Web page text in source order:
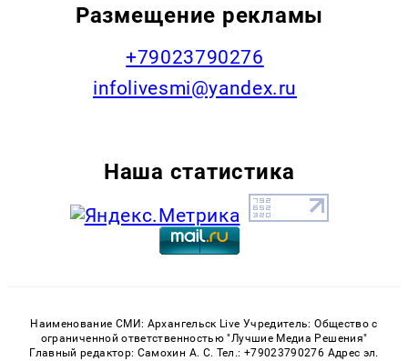
Размещение рекламы
+79023790276
infolivesmi@yandex.ru
Наша статистика
Наименование СМИ: Архангельск Live Учредитель: Общество с
ограниченной ответственностью "Лучшие Медиа Решения"
Главный редактор: Самохин А. С. Тел.: +79023790276 Адрес эл.